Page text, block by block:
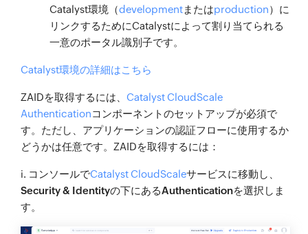
Catalyst環境（developmentまたはproduction）に
リンクするためにCatalystによって割り当てられる
一意のポータル識別子です。
Catalyst環境の詳細はこちら
ZAIDを取得するには、 Catalyst CloudScale
Authenticationコンポーネントのセットアップが必須で
す。ただし、アプリケーションの認証フローに使用するか
どうかは任意です。ZAIDを取得するには：
i. コンソールでCatalyst CloudScaleサービスに移動し、
Security & Identityの下にあるAuthenticationを選択しま
す。